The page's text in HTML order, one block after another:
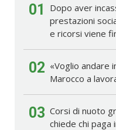
01
Dopo aver
prestazioni
e ricorsi viene
02 «Voglio andare
Marocco a
03 Corsi di nuoto
chiede chi paga